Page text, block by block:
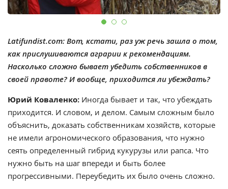
Latifundist.com: Вот, кстати, раз уж речь зашла о том,
как прислушиваются аграрии к рекомендациям.
Насколько сложно бывает убедить собственников в
своей правоте? И вообще, приходится ли убеждать?
Юрий Коваленко: Иногда бывает и так, что убеждать
приходится. И словом, и делом. Самым сложным было
объяснить, доказать собственникам хозяйств, которые
не имели агрономического образования, что нужно
сеять определенный гибрид кукурузы или рапса. Что
нужно быть на шаг впереди и быть более
прогрессивными. Переубедить их было очень сложно.